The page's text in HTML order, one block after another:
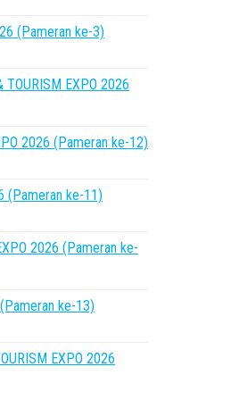
(Pameran ke-3)
TOURISM EXPO 2026
2026 (Pameran ke-12)
(Pameran ke-11)
2026 (Pameran ke-
ke-13)
EXPO 2026